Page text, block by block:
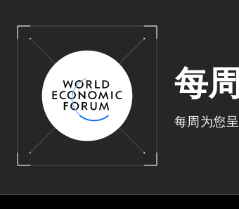
每周
每周为您